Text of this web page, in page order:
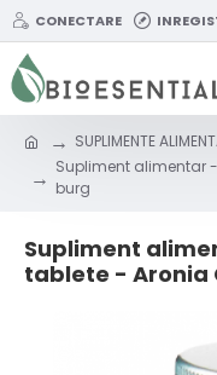
CONECTARE
SUPLIMENTE
Supliment alimentar
burg
Supliment
tablete -